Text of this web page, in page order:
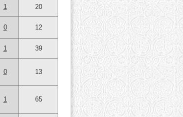
1 20
0 12
1 39
0 13
1 65